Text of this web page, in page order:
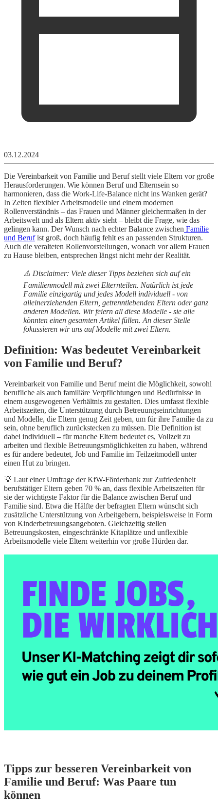
03.12.2024
Die Vereinbarkeit von Familie und Beruf stellt viele Eltern vor große
Herausforderungen. Wie können Beruf und Elternsein so
harmonieren, dass die Work-Life-Balance nicht ins Wanken gerät?
In Zeiten flexibler Arbeitsmodelle und einem modernen
Rollenverständnis – das Frauen und Männer gleichermaßen in der
Arbeitswelt und als Eltern aktiv sieht – bleibt die Frage, wie das
gelingen kann. Der Wunsch nach echter Balance zwischen Familie
und Berufist groß, doch häufig fehlt es an passenden Strukturen.
Auch die veralteten Rollenvorstellungen, wonach vor allem Frauen
zu Hause bleiben, entsprechen längst nicht mehr der Realität.
⚠️ Disclaimer: Viele dieser Tipps beziehen sich auf ein
Familienmodell mit zwei Elternteilen. Natürlich ist jede
Familie einzigartig und jedes Modell individuell - von
alleinerziehenden Eltern, getrenntlebenden Eltern oder ganz
anderen Modellen. Wir feiern all diese Modelle - sie alle
könnten einen gesamten Artikel füllen. An dieser Stelle
fokussieren wir uns auf Modelle mit zwei Eltern.
Definition: Was bedeutet Vereinbarkeit
von Familie und Beruf?
Vereinbarkeit von Familie und Beruf meint die Möglichkeit, sowohl
berufliche als auch familiäre Verpflichtungen und Bedürfnisse in
einem ausgewogenen Verhältnis zu gestalten. Dies umfasst flexible
Arbeitszeiten, die Unterstützung durch Betreuungseinrichtungen
und Modelle, die Eltern genug Zeit geben, um für ihre Familie da zu
sein, ohne beruflich zurückstecken zu müssen. Die Definition ist
dabei individuell – für manche Eltern bedeutet es, Vollzeit zu
arbeiten und flexible Betreuungsmöglichkeiten zu haben, während
es für andere bedeutet, Job und Familie im Teilzeitmodell unter
einen Hut zu bringen.
💡 Laut einer Umfrage der KfW-Förderbank zur Zufriedenheit
berufstätiger Eltern geben 70 % an, dass flexible Arbeitszeiten für
sie der wichtigste Faktor für die Balance zwischen Beruf und
Familie sind. Etwa die Hälfte der befragten Eltern wünscht sich
zusätzliche Unterstützung von Arbeitgebern, beispielsweise in Form
von Kinderbetreuungsangeboten. Gleichzeitig stellen
Betreuungskosten, eingeschränkte Kitaplätze und unflexible
Arbeitsmodelle viele Eltern weiterhin vor große Hürden ​ dar.
Tipps zur besseren Vereinbarkeit von
Familie und Beruf: Was Paare tun
können